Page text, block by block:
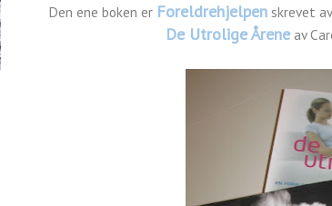
Den ene boken er Foreldrehjelpen skrevet
De Utrolige Åreneav